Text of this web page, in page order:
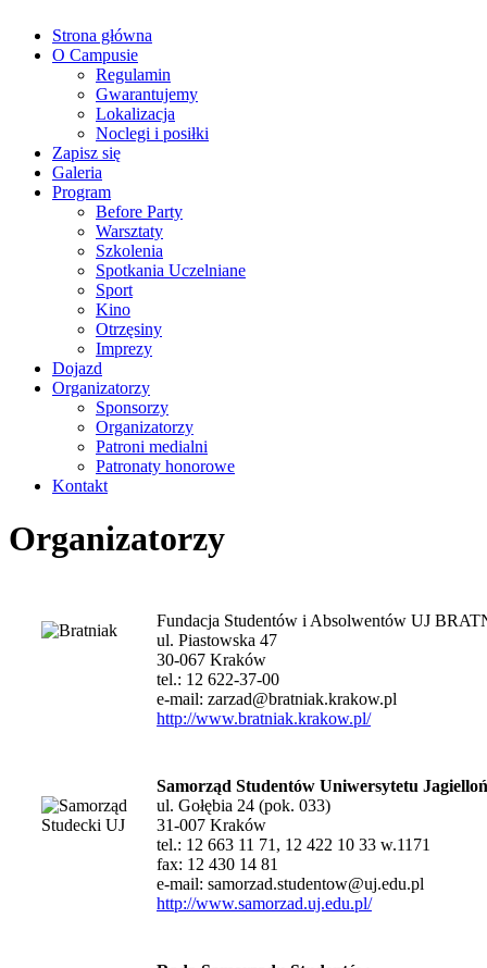
Strona główna
O Campusie
Regulamin
Gwarantujemy
Lokalizacja
Noclegi i posiłki
Zapisz się
Galeria
Program
Before Party
Warsztaty
Szkolenia
Spotkania Uczelniane
Sport
Kino
Otrzęsiny
Imprezy
Dojazd
Organizatorzy
Sponsorzy
Organizatorzy
Patroni medialni
Patronaty honorowe
Kontakt
Organizatorzy
Fundacja Studentów i Absolwentów UJ
ul. Piastowska 47
30-067 Kraków
tel.: 12 622-37-00
e-mail: zarzad@bratniak.krakow.pl
http://www.bratniak.krakow.pl/
Samorząd Studentów Uniwersytetu
ul. Gołębia 24 (pok. 033)
31-007 Kraków
tel.: 12 663 11 71, 12 422 10 33 w.1171
fax: 12 430 14 81
e-mail: samorzad.studentow@uj.edu.pl
http://www.samorzad.uj.edu.pl/